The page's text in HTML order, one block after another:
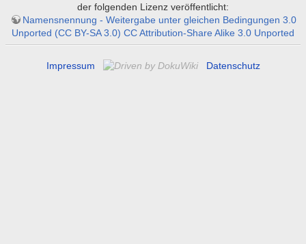
der folgenden Lizenz veröffentlicht:
Namensnennung - Weitergabe unter gleichen Bedingungen 3.0
Unported (CC BY-SA 3.0) CC Attribution-Share Alike 3.0 Unported
Impressum Datenschutz